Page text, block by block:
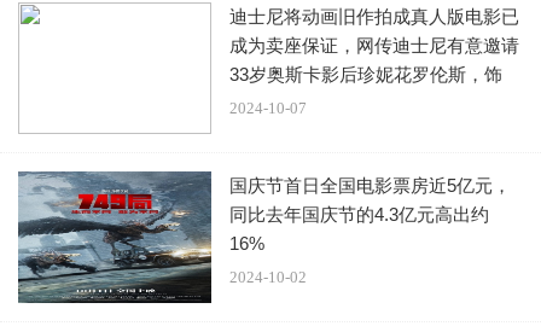
9.至高进化真的死了吗?
火箭浣熊完全有机会杀死至高进化，但火箭认为杀戮不是银
河守护者应该做的事情，这表明火箭浣熊已经非常人性化，
这或许就是电影要表达的一个转变。
但至高进化的飞船受到了致命攻击，并最终爆炸了，所以推
测，至高进化在《银河护卫队3》的结尾应该已经死了。在
迪士尼将动画旧作拍成真人版电影已
成为卖座保证，网传迪士尼有意邀请
33岁奥斯卡影后珍妮花罗伦斯，饰
演“
2024-10-07
国庆节首日全国电影票房近5亿元，
同比去年国庆节的4.3亿元高出约
16%
2024-10-02